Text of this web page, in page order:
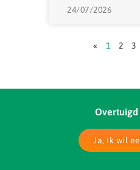
24/07/2026
« 1 2 3
Overtuigd
Ja, ik wil